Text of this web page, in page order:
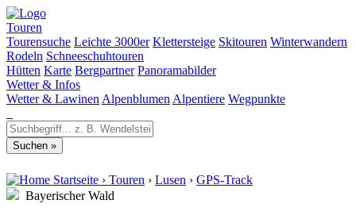
Touren
Tourensuche Leichte 3000er Klettersteige Skitouren Winterwandern
Rodeln Schneeschuhtouren
Hütten Karte Bergpartner Panoramabilder
Wetter & Infos
Wetter & Lawinen Alpenblumen Alpentiere Wegpunkte
Startseite › Touren › Lusen › GPS-Track
Bayerischer Wald